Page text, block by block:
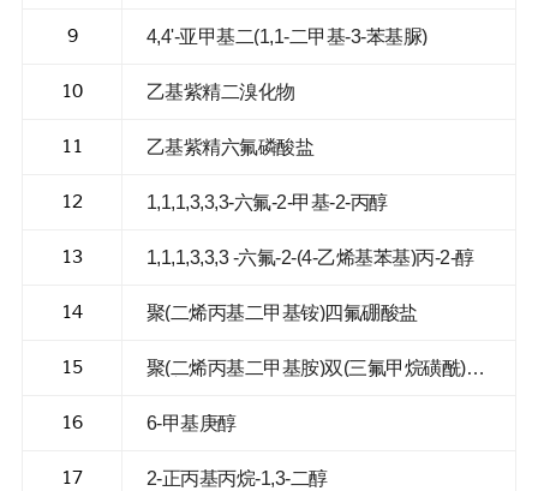
9 4,4'-亚甲基二(1,1-二甲基-3-苯基脲)
10 乙基紫精二溴化物
11 乙基紫精六氟磷酸盐
12 1,1,1,3,3,3-六氟-2-甲基-2-丙醇
13 1,1,1,3,3,3 -六氟-2-(4-乙烯基苯基)丙-2-醇
14 聚(二烯丙基二甲基铵)四氟硼酸盐
15
聚(二烯丙基二甲基胺)双(三氟甲烷磺酰)亚
16 6-甲基庚醇
17 2-正丙基丙烷-1,3-二醇